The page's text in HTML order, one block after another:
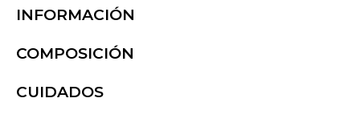
INFORMACIÓN
COMPOSICIÓN
CUIDADOS